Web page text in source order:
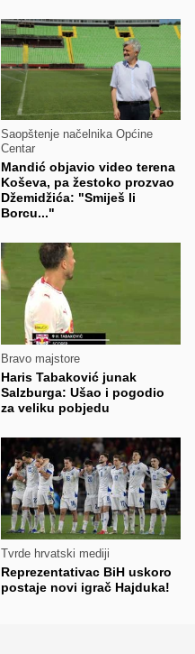
Saopštenje načelnika Općine
Centar
Mandić objavio video terena
Koševa, pa žestoko prozvao
Džemidžića: "Smiješ li
Borcu..."
Bravo majstore
Haris Tabaković junak
Salzburga: Ušao i pogodio
za veliku pobjedu
Tvrde hrvatski mediji
Reprezentativac BiH uskoro
postaje novi igrač Hajduka!